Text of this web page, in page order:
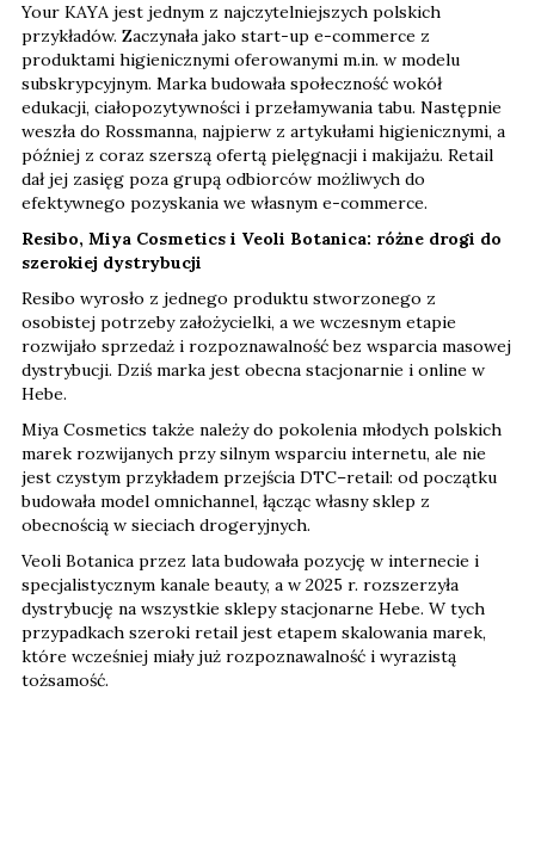
Your KAYA jest jednym z najczytelniejszych polskich
przykładów. Zaczynała jako start-up e-commerce z
produktami higienicznymi oferowanymi m.in. w modelu
subskrypcyjnym. Marka budowała społeczność wokół
edukacji, ciałopozytywności i przełamywania tabu. Następnie
weszła do Rossmanna, najpierw z artykułami higienicznymi, a
później z coraz szerszą ofertą pielęgnacji i makijażu. Retail
dał jej zasięg poza grupą odbiorców możliwych do
efektywnego pozyskania we własnym e-commerce.
Resibo, Miya Cosmetics i Veoli Botanica: różne drogi do
szerokiej dystrybucji
Resibo wyrosło z jednego produktu stworzonego z
osobistej potrzeby założycielki, a we wczesnym etapie
rozwijało sprzedaż i rozpoznawalność bez wsparcia masowej
dystrybucji. Dziś marka jest obecna stacjonarnie i online w
Hebe.
Miya Cosmetics także należy do pokolenia młodych polskich
marek rozwijanych przy silnym wsparciu internetu, ale nie
jest czystym przykładem przejścia DTC–retail: od początku
budowała model omnichannel, łącząc własny sklep z
obecnością w sieciach drogeryjnych.
Veoli Botanica przez lata budowała pozycję w internecie i
specjalistycznym kanale beauty, a w 2025 r. rozszerzyła
dystrybucję na wszystkie sklepy stacjonarne Hebe. W tych
przypadkach szeroki retail jest etapem skalowania marek,
które wcześniej miały już rozpoznawalność i wyrazistą
tożsamość.